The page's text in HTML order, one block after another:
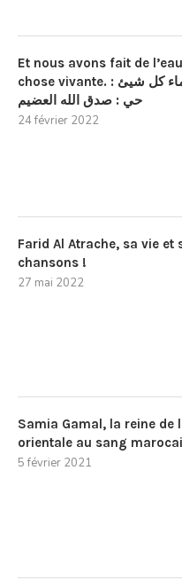
Et nous avons fait de
chose vivante. : وجعلنا من الماء كل شيئ
حي : صدق الله العضيم
24 février 2022
Farid Al Atrache, sa vie et
chansons !
27 mai 2022
Samia Gamal, la reine de
orientale au sang
5 février 2021